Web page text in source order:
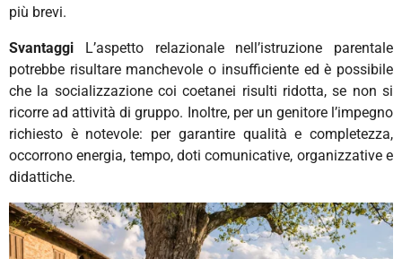
più brevi.
Svantaggi L’aspetto relazionale nell’istruzione parentale
potrebbe risultare manchevole o insufficiente ed è possibile
che la socializzazione coi coetanei risulti ridotta, se non si
ricorre ad attività di gruppo. Inoltre, per un genitore l’impegno
richiesto è notevole: per garantire qualità e completezza,
occorrono energia, tempo, doti comunicative, organizzative e
didattiche.